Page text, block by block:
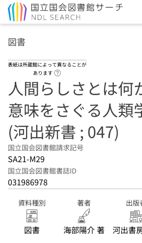
図書
表紙は所蔵館によって異なることが
あります
人間らしさとは何
意味をさぐる人類
(河出新書 ; 047)
国立国会図書館請求記号
SA21-M29
国立国会図書館書誌ID
031986978
資料種別
図書
著者
海部陽介 著
出版
河出書